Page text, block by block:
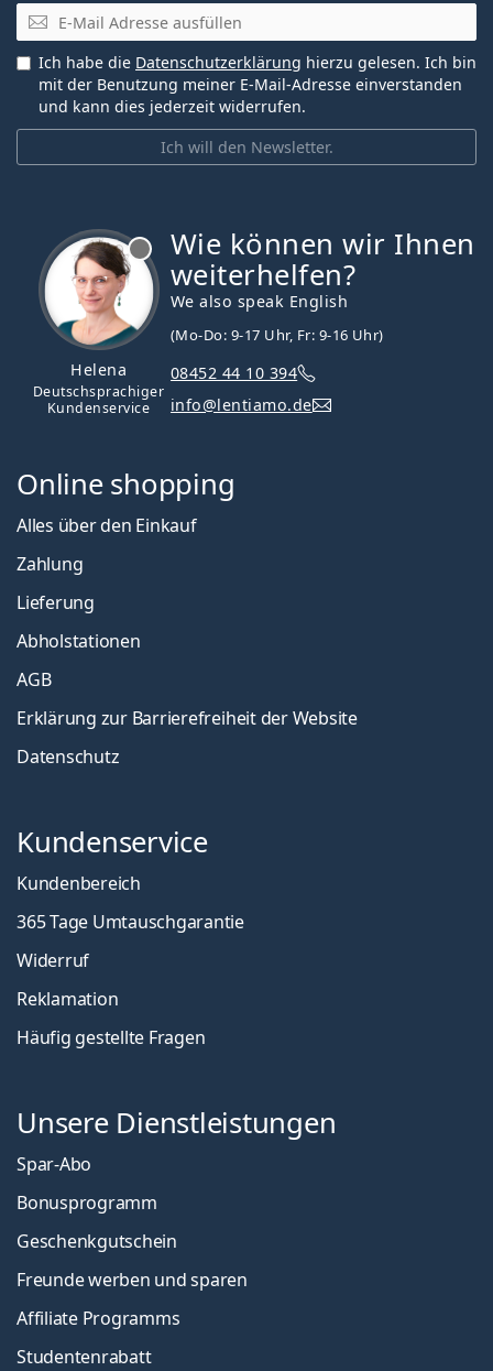
E-Mail
Ich will den Newsletter.
Ich habe die Datenschutzerklärung hierzu gelesen. Ich bin
mit der Benutzung meiner E-Mail-Adresse einverstanden
und kann dies jederzeit widerrufen.
Helena
Deutschsprachiger
Kundenservice
Wie können wir Ihnen
weiterhelfen?
We also speak English
(Mo-Do: 9-17 Uhr, Fr: 9-16 Uhr)
08452 44 10 394
info@lentiamo.de
Online shopping
Alles über den Einkauf
Zahlung
Lieferung
Abholstationen
AGB
Erklärung zur Barrierefreiheit der Website
Datenschutz
Kundenservice
Kundenbereich
365 Tage Umtauschgarantie
Widerruf
Reklamation
Häufig gestellte Fragen
Unsere Dienstleistungen
Spar-Abo
Bonusprogramm
Geschenkgutschein
Freunde werben und sparen
Affiliate Programms
Studentenrabatt